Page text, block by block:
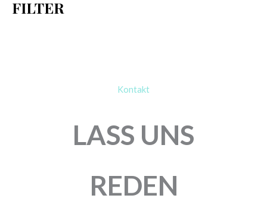
FILTER
Kontakt
LASS UNS
REDEN